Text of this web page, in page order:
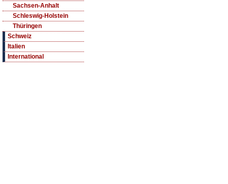
Sachsen-Anhalt
Schleswig-Holstein
Thüringen
Schweiz
Italien
International